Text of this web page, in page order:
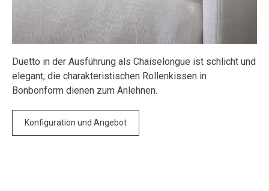
Duetto in der Ausführung als Chaiselongue ist schlicht und
elegant; die charakteristischen Rollenkissen in
Bonbonform dienen zum Anlehnen.
Konfiguration und Angebot